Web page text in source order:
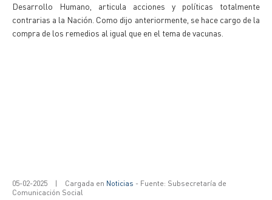
Desarrollo Humano, articula acciones y políticas totalmente
contrarias a la Nación. Como dijo anteriormente, se hace cargo de la
compra de los remedios al igual que en el tema de vacunas.
05-02-2025 | Cargada en Noticias - Fuente: Subsecretaría de
Comunicación Social